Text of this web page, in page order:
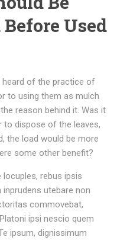
Used
heard of the practice of
to using them as mulch
reason behind it. Was it
to dispose of the leaves,
the load would be more
some other benefit?
locuples, rebus ipsis
inprudens utebare non
commovebat,
ipsi nescio quem
ipsum, dignissimum